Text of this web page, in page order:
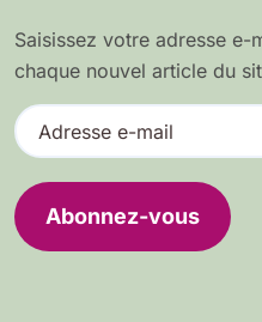
Saisissez votre adresse
chaque nouvel article du
A
d
e
s
Abonnez-vous